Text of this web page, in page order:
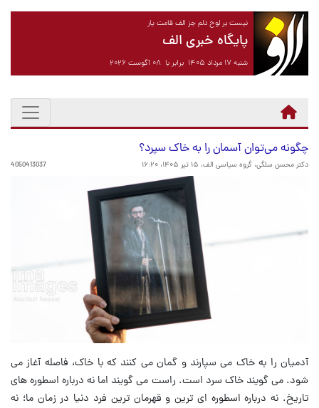
نیست بر لوح دلم جز الف قامت یار
پایگاه خبری الف
شنبه ۱۷ مرداد ۱۴۰۵ برابر با ۰۸ آگوست ۲۰۲۶
چگونه می‌توان آسمان را به خاک سپرد؟
دکتر محسن سلگی، گروه سیاسی الف، ۱۵ تیر ۱۴۰۵، ۱۶:۲۰ 4050413037
آدمیان را به خاک می‌ سپارند و گمان می‌ کنند که با خاک، فاصله آغاز می‌
شود. می‌ گویند خاک سرد است. راست می گویند اما نه درباره اسطوره های
تاریخ. نه درباره اسطوره ای ترین و قهرمان ترین فرد دنیا در زمان ما؛ نه